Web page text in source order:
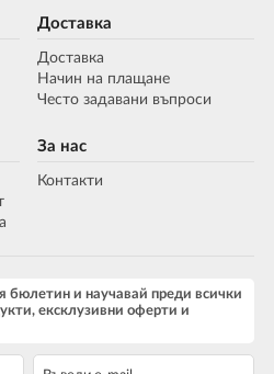
Доставка
Доставка
Начин на плащане
Често задавани въпроси
За нас
Контакти
бюлетин и научавай преди всички
ексклузивни оферти и